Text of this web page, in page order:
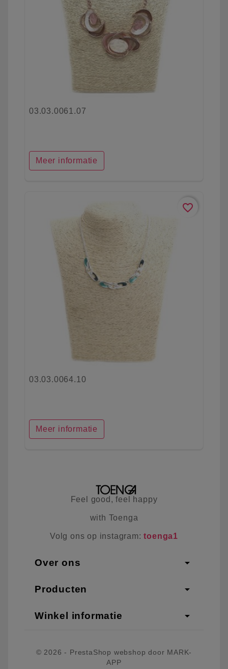
03.03.0061.07
Meer informatie
favorite_border
03.03.0064.10
Meer informatie
Feel good, feel happy
with Toenga
Volg ons op instagram:toenga1
Over ons arrow_drop_down
Producten arrow_drop_down
Winkel informatie arrow_drop_down
© 2026 - PrestaShop webshop door MARK-
APP